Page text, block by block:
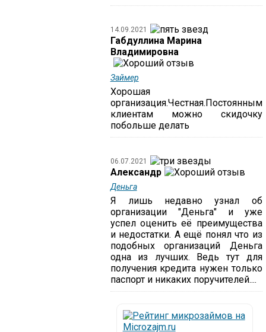
14.09.2021
Габдуллина Марина
Владимировна
Займер
Хорошая
организация.Честная.Постоянным
клиентам можно скидочку
побольше делать
06.07.2021
Александр
Деньга
Я лишь недавно узнал об
организации "Деньга" и уже
успел оценить её преимущества
и недостатки. А ещё понял что из
подобных организаций Деньга
одна из лучших. Ведь тут для
получения кредита нужен только
паспорт и никаких поручителей....